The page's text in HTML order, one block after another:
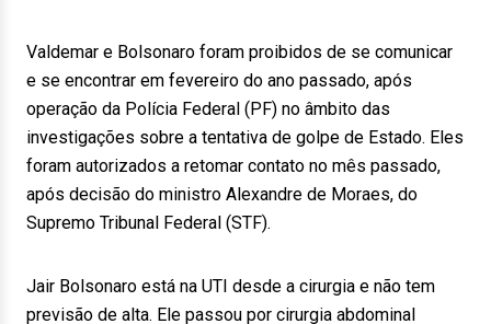
Valdemar e Bolsonaro foram proibidos de se comunicar
e se encontrar em fevereiro do ano passado, após
operação da Polícia Federal (PF) no âmbito das
investigações sobre a tentativa de golpe de Estado. Eles
foram autorizados a retomar contato no mês passado,
após decisão do ministro Alexandre de Moraes, do
Supremo Tribunal Federal (STF).
Jair Bolsonaro está na UTI desde a cirurgia e não tem
previsão de alta. Ele passou por cirurgia abdominal